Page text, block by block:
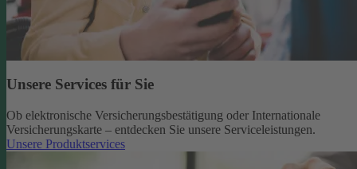
Unsere Services für Sie
Ob elektronische Versicherungsbestätigung oder Internationale
Versicherungskarte – entdecken Sie unsere Serviceleistungen.
Unsere Produktservices